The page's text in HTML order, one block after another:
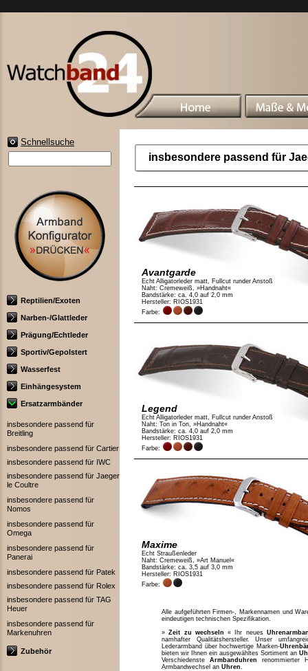
Schnellsuche
Reptilien/Exoten
Narben-/Glattleder
Prägung/Echtleder
Sportiv/Gepolstert
Wasserfest
Einhängesystem
Ersatzarmbänder
insbesondere passend für
Breitling
insbesondere passend für Cartier
insbesondere passend für IWC
insbesondere passend für Jaeger
le Coultre
insbesondere passend für
Nomos
insbesondere passend für
Omega
insbesondere passend für
Panerai
insbesondere passend für Patek
insbesondere passend für Rolex
insbesondere passend für TAG
Heuer
insbesondere passend für
Markenuhren
Zubehör
insbesondere passend für
Avantgarde
Echt Alligatorleder matt, Fullcut runder Anstoß
Naht: Cremeweiß, »Handnaht«
Bandstärke: ca. 4,0 auf 2,0 mm
Hersteller: RIOS1931
Farbe:
Legend
Echt Alligatorleder matt, Fullcut runder Anstoß
Naht: Ton in Ton, »Handnaht«
Bandstärke: ca. 4,0 auf 2,0 mm
Hersteller: RIOS1931
Farbe:
Maxime
Echt Straußenleder
Naht: Cremeweiß, »Art Manuel«
Bandstärke: ca. 3,5 auf 3,0 mm
Hersteller: RIOS1931
Farbe:
Alle aufgeführten Firmen-, Markennamen und
eindeutigen technischen Spezifikation.
»Zeit zu wechseln « Ihr neues
namhafter Qualitätshersteller. Unser
Lederarmband über hochwertige Marken-
bieten wir Ihnen ein ausgewähltes Sortiment an
Verschiedenste Armbanduhren renommierter
Armbandwechsel an Uhren.